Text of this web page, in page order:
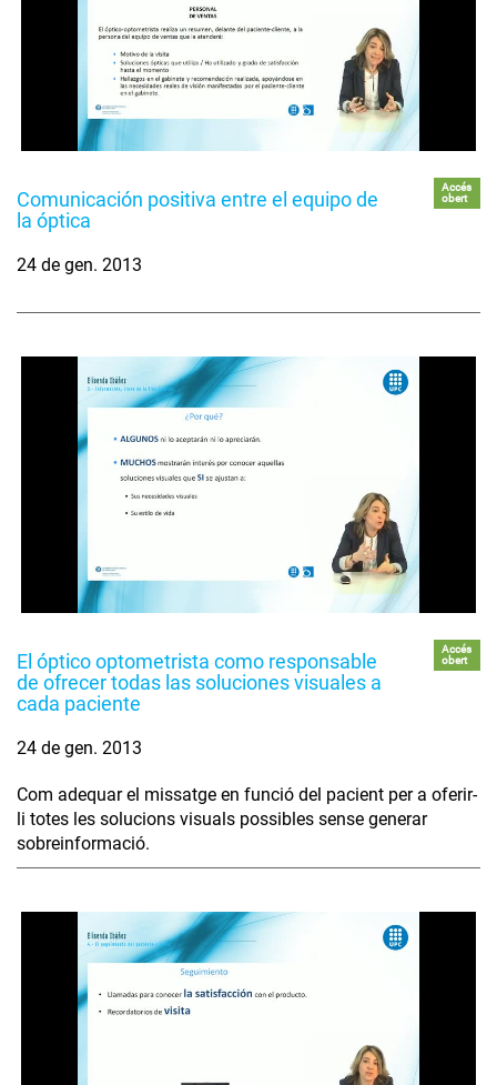
Comunicación positiva entre el equipo de
la óptica
Accés
obert
24 de gen. 2013
El óptico optometrista como responsable
de ofrecer todas las soluciones visuales a
cada paciente
Accés
obert
24 de gen. 2013
Com adequar el missatge en funció del pacient per a oferir-
li totes les solucions visuals possibles sense generar
sobreinformació.